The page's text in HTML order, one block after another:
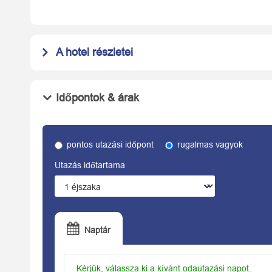
A hotel részletei
Időpontok & árak
pontos utazási időpont rugalmas vagyok
Utazás időtartama
Naptár
Kérjük, válassza ki a kívánt odautazási napot.